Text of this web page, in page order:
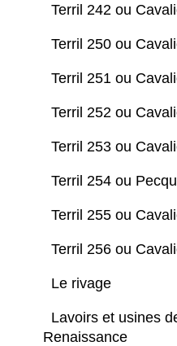
Terril 242 ou
Terril 250 ou
Terril 251 ou
Terril 252 ou
Terril 253 ou
Terril 254 ou
Terril 255 ou
Terril 256 ou
Le rivage
Lavoirs et usines
Renaissance